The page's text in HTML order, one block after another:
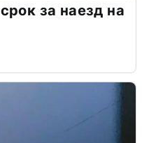
за наезд на